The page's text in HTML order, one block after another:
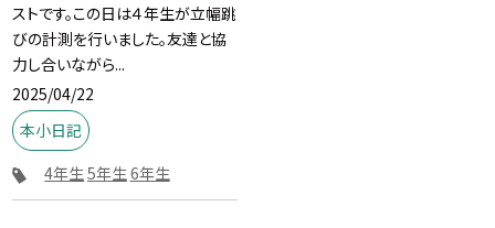
ストです。この日は４年生が立幅跳
びの計測を行いました。友達と協
力し合いながら...
2025/04/22
本小日記
4年生5年生6年生